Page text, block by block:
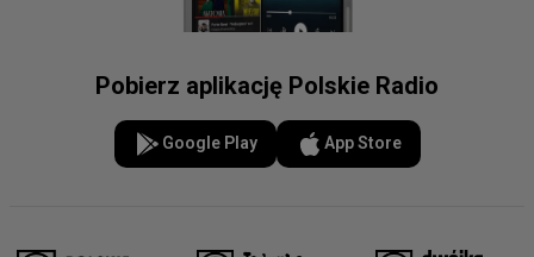
Pobierz aplikację Polskie Radio
Google Play App Store